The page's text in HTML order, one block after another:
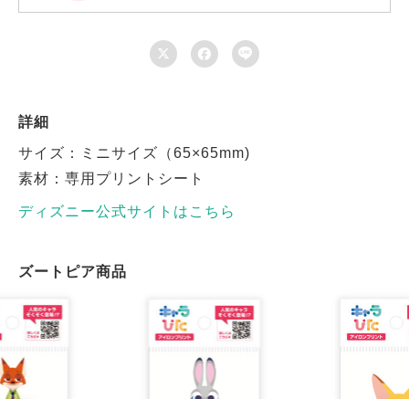
  
詳細
サイズ：ミニサイズ（65×65mm)
素材：専用プリントシート
ディズニー公式サイトはこちら
ズートピア商品